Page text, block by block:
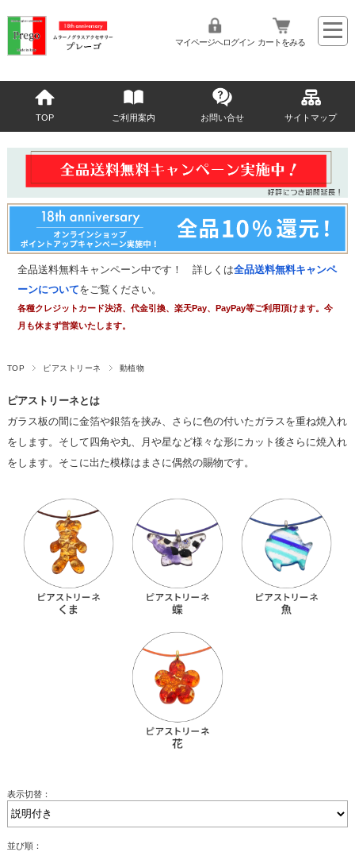
マイページへログイン カートをみる
TOP ご利用案内 お問い合せ サイトマップ
全品送料無料キャンペーン中です！ 詳しくは全品送料無料キャンペ
ーンについてをご覧ください。
各種クレジットカード決済、代金引換、楽天Pay、PayPay等ご利用頂けます。今
月も休まず営業いたします。
TOP ピアストリーネ 動植物
ピアストリーネとは
ガラス板の間に金箔や銀箔を挟み、さらに色の付いたガラスを重ね焼入れ
をします。そして四角や丸、月や星など様々な形にカット後さらに焼入れ
をします。そこに出た模様はまさに偶然の賜物です。
表示切替：
並び順：